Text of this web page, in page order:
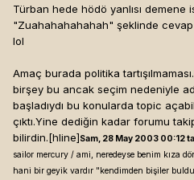
Türban hede hödö yanlısı demene
"Zuahahahahahah" şeklinde
lol
Amaç burada politika
birşey bu ancak seçim nedeniyle
başladıydı bu konularda topic
çıktı.Yine dediğin kadar forumu
bilirdin.[hline]Sam, 28 May 2003 00:12
sailor mercury / ami, neredeyse benim kıza
hani bir geyik vardır "kendimden bişiler